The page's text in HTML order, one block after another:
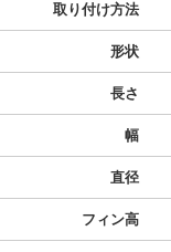
取り付け方法
形状
長さ
幅
直径
フィン高